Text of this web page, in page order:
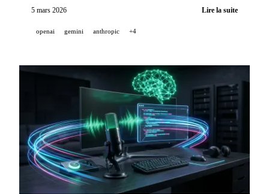
Gemini comme réalisateur, Codex arrive sur Windows,
5 mars 2026 Lire la suite
openai gemini anthropic +4